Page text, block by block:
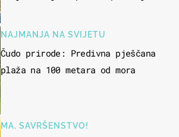
NAJMANJA NA SVIJETU
Čudo prirode: Predivna pješčana
plaža na 100 metara od mora
MA, SAVRŠENSTVO!